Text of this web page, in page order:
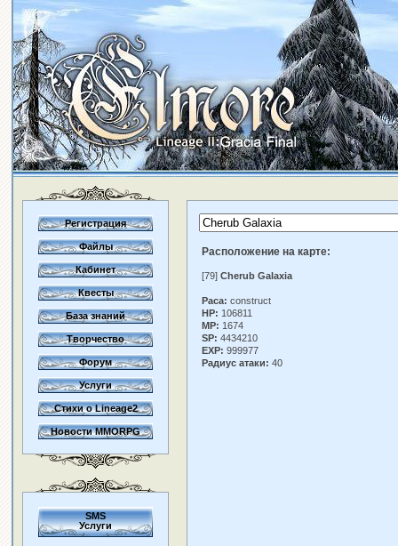
Регистрация
Файлы
Кабинет
Квесты
База знаний
Творчество
Форум
Услуги
Стихи о Lineage2
Новости MMORPG
SMS
Услуги
Расположение на карте:
[79] Cherub Galaxia
Раса: construct
HP: 106811
MP: 1674
SP: 4434210
EXP: 999977
Радиус атаки: 40